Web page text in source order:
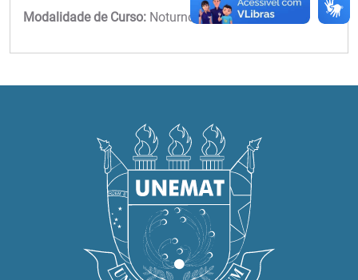
Modalidade de Curso: Noturno